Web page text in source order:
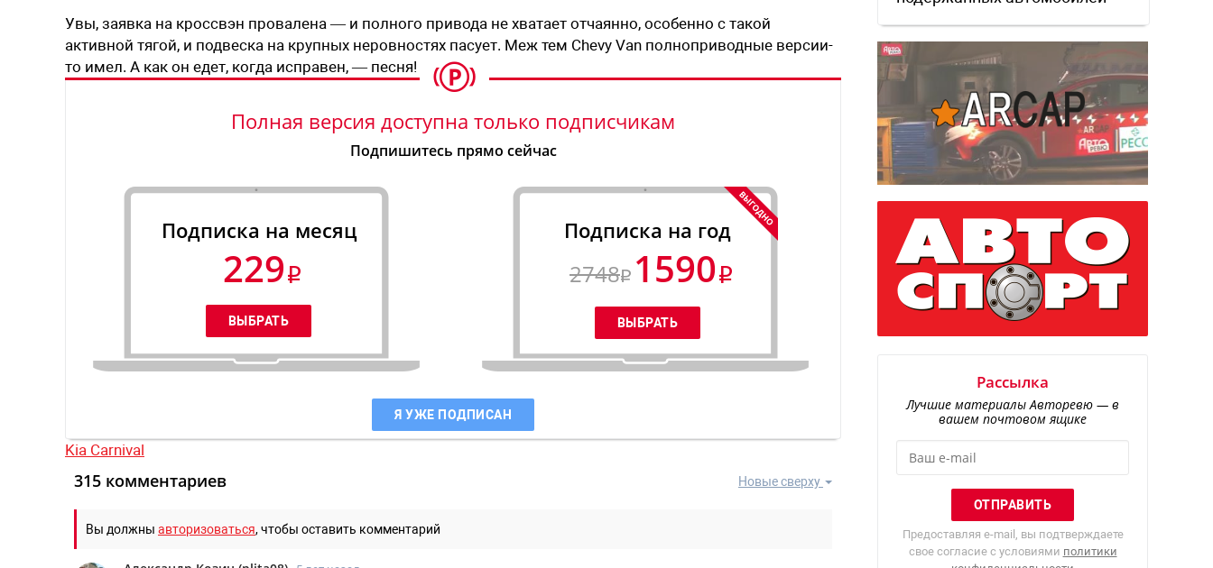
Увы, заявка на кроссвэн провалена — и полного привода не хватает отчаянно, особенно с такой
активной тягой, и подвеска на крупных неровностях пасует. Меж тем Chevy Van полноприводные версии-
то имел. А как он едет, когда исправен, — песня!
Полная версия доступна только подписчикам
Подпишитесь прямо сейчас
Подписка на месяц
229
Подписка на год
2748 1590
Я УЖЕ ПОДПИСАН
Kia Carnival
Новые сверху
315 комментариев
Вы должны авторизоваться, чтобы оставить комментарий
Рассылка
Лучшие материалы Авторевю — в
вашем почтовом ящике
Предоставляя e-mail, вы подтверждаете
свое согласие с условиями политики